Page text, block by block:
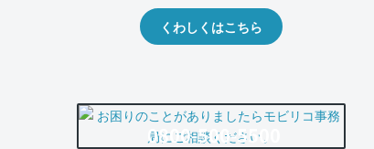
くわしくはこちら
0800-500-5500